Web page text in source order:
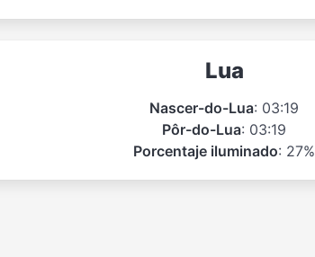
Lua
Nascer-do-Lua: 03:19
Pôr-do-Lua: 03:19
Porcentaje iluminado: 27%